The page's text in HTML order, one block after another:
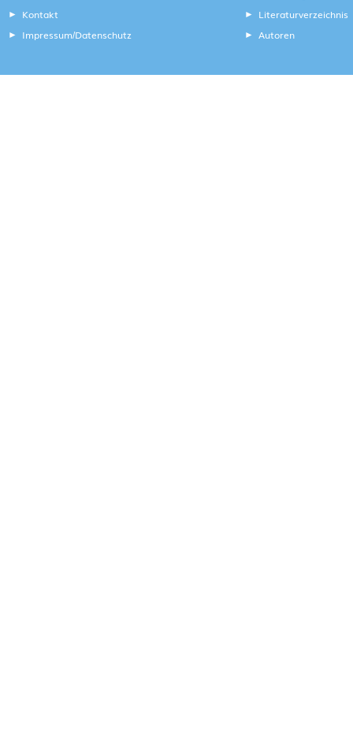
Kontakt
Impressum/Datenschutz
Literaturverzeichnis
Autoren